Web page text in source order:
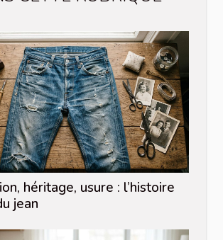
héritage, usure : l’histoire
jean